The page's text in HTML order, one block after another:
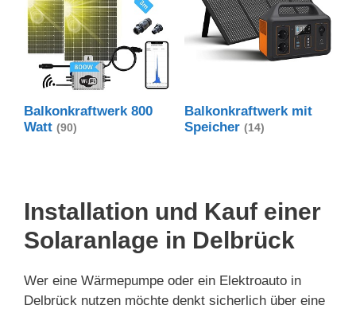
Balkonkraftwerk 800
Watt (90)
Balkonkraftwerk mit
Speicher (14)
Installation und Kauf einer
Solaranlage in Delbrück
Wer eine Wärmepumpe oder ein Elektroauto in
Delbrück nutzen möchte denkt sicherlich über eine